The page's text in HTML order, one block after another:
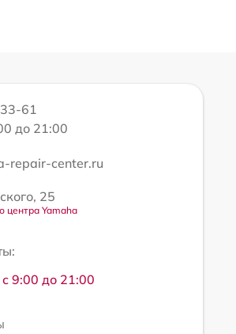
61
до 21:00
repair-center.ru
25
центра Yamaha
9:00 до 21:00